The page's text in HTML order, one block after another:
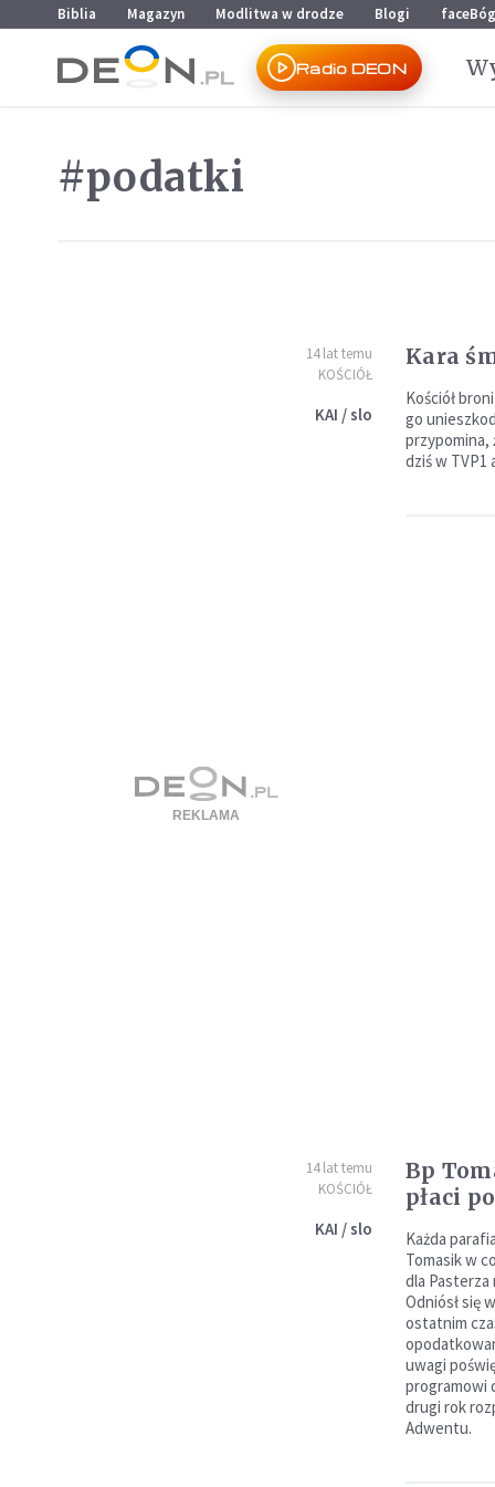
Przejdź do menu głównego
Przejdź do treści
Biblia Magazyn Modlitwa w drodze Blogi faceBóg
Radio DEON
#podatki
14 lat temu
KOŚCIÓŁ
KAI / slo
Kara
Kościół
go
przypomina,
dziś w
14 lat temu
KOŚCIÓŁ
KAI / slo
Bp
płaci
Każda
Tomasik w
dla Pasterza
Odniósł się
ostatnim
uwagi
programowi
drugi rok
Adwentu.